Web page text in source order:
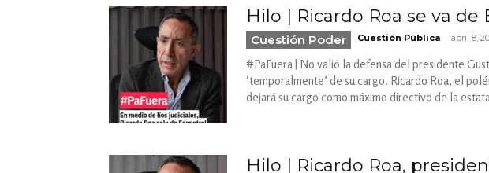
Hilo | Ricardo Roa se va
Cuestión Poder Cuestión Pública - abril 8,
#PaFuera | No valió la defensa del presidente
‘temporalmente’ de su cargo. Ricardo Roa, el
dejará su cargo como máximo directivo de la
Hilo | Ricardo Roa,